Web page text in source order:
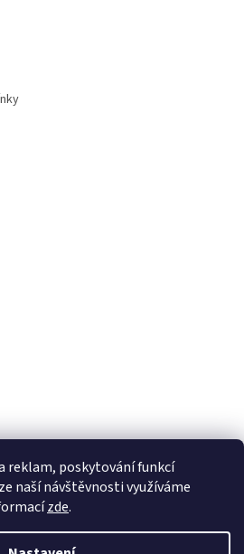
reklam, poskytování funkcí
naší návštěvnosti využíváme
zde.